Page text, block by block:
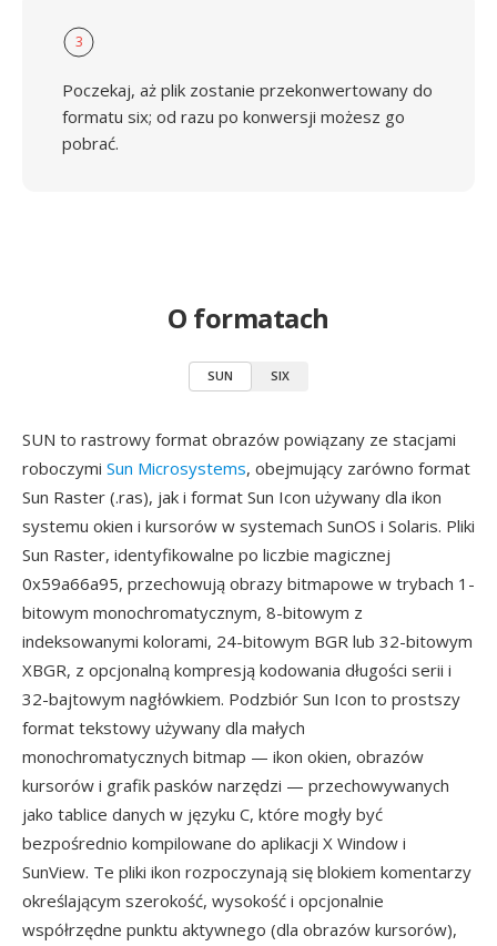
3
Poczekaj, aż plik zostanie przekonwertowany do
formatu six; od razu po konwersji możesz go
pobrać.
O formatach
SUN SIX
SUN to rastrowy format obrazów powiązany ze stacjami
roboczymi Sun Microsystems, obejmujący zarówno format
Sun Raster (.ras), jak i format Sun Icon używany dla ikon
systemu okien i kursorów w systemach SunOS i Solaris. Pliki
Sun Raster, identyfikowalne po liczbie magicznej
0x59a66a95, przechowują obrazy bitmapowe w trybach 1-
bitowym monochromatycznym, 8-bitowym z
indeksowanymi kolorami, 24-bitowym BGR lub 32-bitowym
XBGR, z opcjonalną kompresją kodowania długości serii i
32-bajtowym nagłówkiem. Podzbiór Sun Icon to prostszy
format tekstowy używany dla małych
monochromatycznych bitmap — ikon okien, obrazów
kursorów i grafik pasków narzędzi — przechowywanych
jako tablice danych w języku C, które mogły być
bezpośrednio kompilowane do aplikacji X Window i
SunView. Te pliki ikon rozpoczynają się blokiem komentarzy
określającym szerokość, wysokość i opcjonalnie
współrzędne punktu aktywnego (dla obrazów kursorów),